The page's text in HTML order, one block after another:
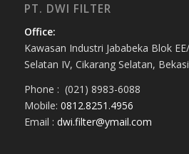
PT. DWI FILTER
Office:
Kawasan Industri Jababeka Blok
Selatan IV, Cikarang Selatan,
Phone : (021) 8983-6088
Mobile: 0812.8251.4956
Email : dwi.filter@ymail.com